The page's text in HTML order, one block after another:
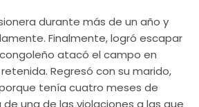
durante más de un año y
Finalmente, logró escapar
atacó el campo en
Regresó con su marido,
tenía cuatro meses de